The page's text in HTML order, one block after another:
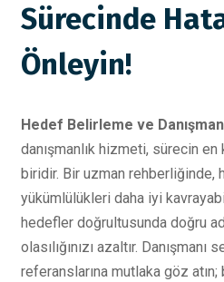
Sürecinde
Önleyin!
Hedef Belirleme ve
danışmanlık hizmeti, sürecin en
biridir. Bir uzman rehberliğinde,
yükümlülükleri daha iyi
hedefler doğrultusunda doğru
olasılığınızı azaltır.
referanslarına mutlaka göz